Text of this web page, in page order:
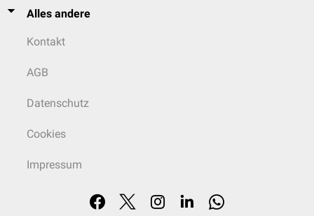
Alles andere
Kontakt
AGB
Datenschutz
Cookies
Impressum